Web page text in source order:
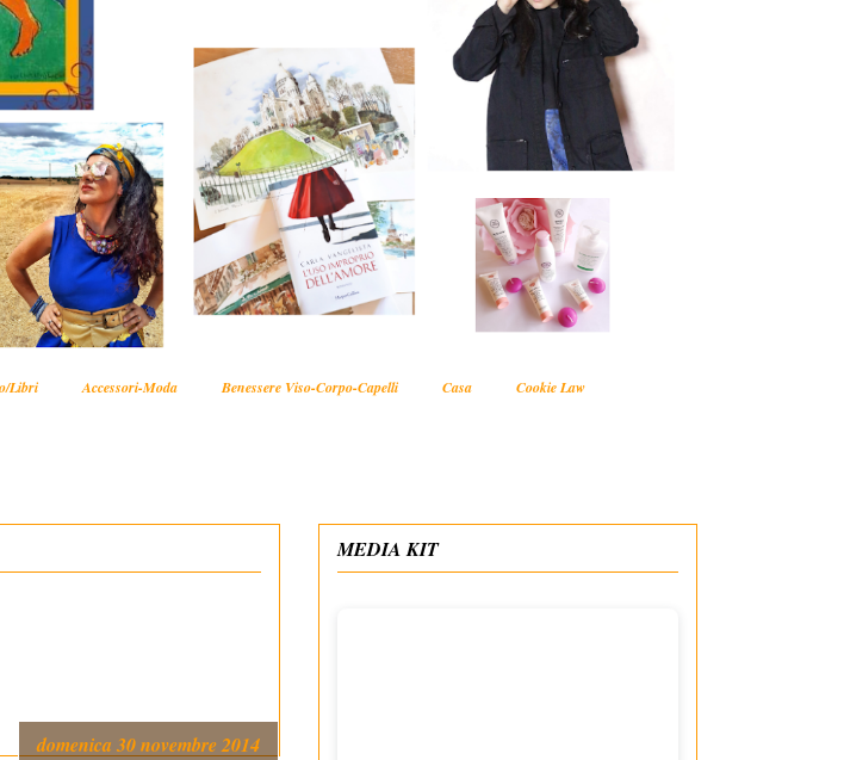
Libri Accessori-Moda Benessere Viso-Corpo-Capelli Casa
Cookie Law
domenica 30 novembre 2014
MEDIA KIT